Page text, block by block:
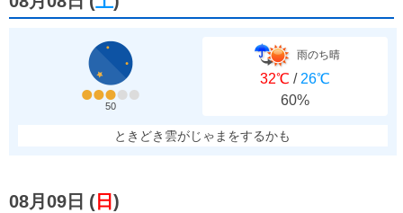
50
雨のち晴
32℃ / 26℃
60%
ときどき雲がじゃまをするかも
08月09日 ( 日 )